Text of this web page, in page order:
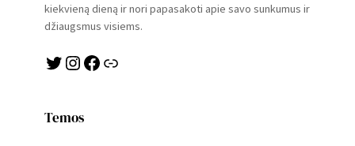
kiekvieną dieną ir nori papasakoti apie savo sunkumus ir
džiaugsmus visiems.
Twitter Instagram Facebook Link
Temos